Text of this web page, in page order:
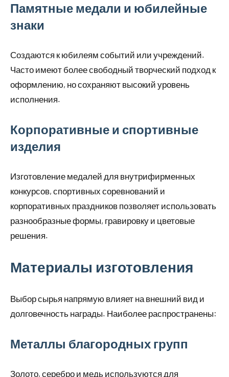
Памятные медали и юбилейные
знаки
Создаются к юбилеям событий или учреждений.
Часто имеют более свободный творческий подход к
оформлению, но сохраняют высокий уровень
исполнения.
Корпоративные и спортивные
изделия
Изготовление медалей для внутрифирменных
конкурсов, спортивных соревнований и
корпоративных праздников позволяет использовать
разнообразные формы, гравировку и цветовые
решения.
Материалы изготовления
Выбор сырья напрямую влияет на внешний вид и
долговечность награды. Наиболее распространены:
Металлы благородных групп
Золото, серебро и медь используются для